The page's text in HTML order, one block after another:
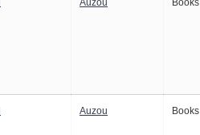
Auzou Books
Auzou Books